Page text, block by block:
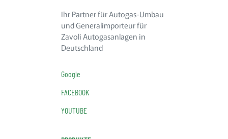
Ihr Partner für Autogas-Umbau
und Generalimporteur für
Zavoli Autogasanlagen in
Deutschland
Google
FACEBOOK
YOUTUBE